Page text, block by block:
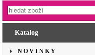
Katalog
N O V I N K Y